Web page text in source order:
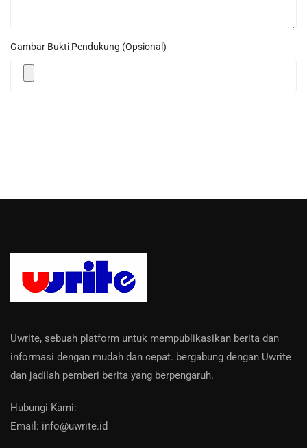
Gambar Bukti Pendukung (Opsional)
Uwrite, sebuah platform untuk mempublikasikan berita dan
informasi dengan mudah dan cepat. bergabung dengan Uwrite
dan jadilah pemberi berita yang berpengaruh.
Hubungi Kami:
Email: info@uwrite.id